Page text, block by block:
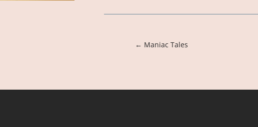
← Maniac Tales